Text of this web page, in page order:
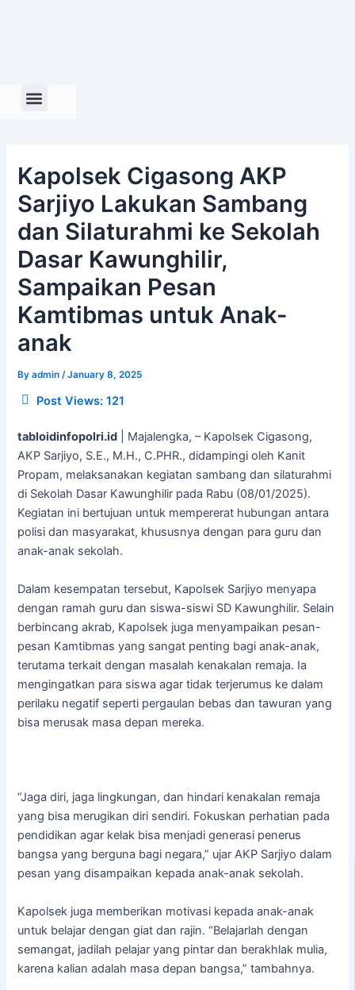
Kapolsek Cigasong AKP
Sarjiyo Lakukan Sambang
dan Silaturahmi ke Sekolah
Dasar Kawunghilir,
Sampaikan Pesan
Kamtibmas untuk Anak-
anak
Byadmin /January 8, 2025
Post Views: 121
tabloidinfopolri.id | Majalengka, – Kapolsek Cigasong,
AKP Sarjiyo, S.E., M.H., C.PHR., didampingi oleh Kanit
Propam, melaksanakan kegiatan sambang dan silaturahmi
di Sekolah Dasar Kawunghilir pada Rabu (08/01/2025).
Kegiatan ini bertujuan untuk mempererat hubungan antara
polisi dan masyarakat, khususnya dengan para guru dan
anak-anak sekolah.
Dalam kesempatan tersebut, Kapolsek Sarjiyo menyapa
dengan ramah guru dan siswa-siswi SD Kawunghilir. Selain
berbincang akrab, Kapolsek juga menyampaikan pesan-
pesan Kamtibmas yang sangat penting bagi anak-anak,
terutama terkait dengan masalah kenakalan remaja. Ia
mengingatkan para siswa agar tidak terjerumus ke dalam
perilaku negatif seperti pergaulan bebas dan tawuran yang
bisa merusak masa depan mereka.
“Jaga diri, jaga lingkungan, dan hindari kenakalan remaja
yang bisa merugikan diri sendiri. Fokuskan perhatian pada
pendidikan agar kelak bisa menjadi generasi penerus
bangsa yang berguna bagi negara,” ujar AKP Sarjiyo dalam
pesan yang disampaikan kepada anak-anak sekolah.
Kapolsek juga memberikan motivasi kepada anak-anak
untuk belajar dengan giat dan rajin. “Belajarlah dengan
semangat, jadilah pelajar yang pintar dan berakhlak mulia,
karena kalian adalah masa depan bangsa,” tambahnya.